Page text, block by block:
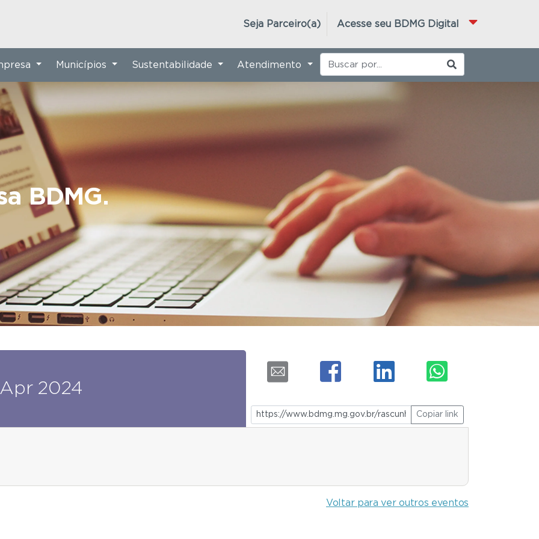
Acesse seu BDMG Digital
Seja Parceiro(a)
BDMG.
Municípios Sustentabilidade Atendimento
Apr 2024
Copiar link
Voltar para ver outros eventos